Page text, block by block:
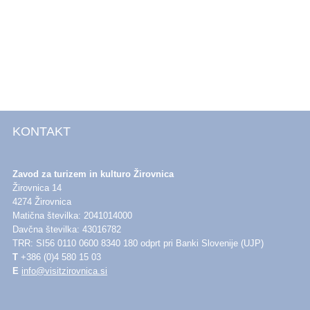
KONTAKT
Zavod za turizem in kulturo Žirovnica
Žirovnica 14
4274 Žirovnica
Matična številka: 2041014000
Davčna številka: 43016782
TRR: SI56 0110 0600 8340 180 odprt pri Banki Slovenije (UJP)
T +386 (0)4 580 15 03
E info@visitzirovnica.si